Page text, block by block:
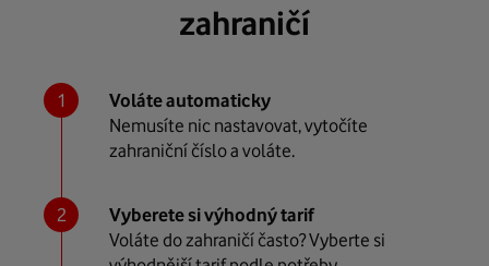
zahraničí
Voláte automaticky
Nemusíte nic nastavovat, vytočíte
zahraniční číslo a voláte.
Vyberete si výhodný tarif
Voláte do zahraničí často? Vyberte si